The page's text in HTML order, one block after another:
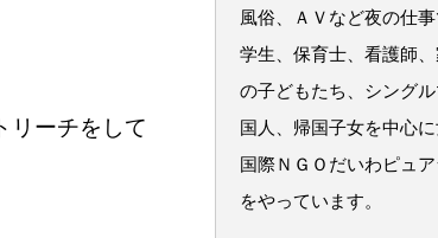
リーチをして
風俗、ＡＶなど夜の仕
学生、保育士、看護師
の子どもたち、シング
国人、帰国子女を中心
国際ＮＧＯだいわピュ
をやっています。